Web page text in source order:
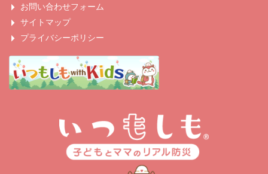
お問い合わせフォーム
サイトマップ
プライバシーポリシー